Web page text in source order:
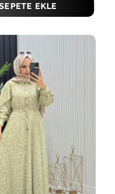
EKLE